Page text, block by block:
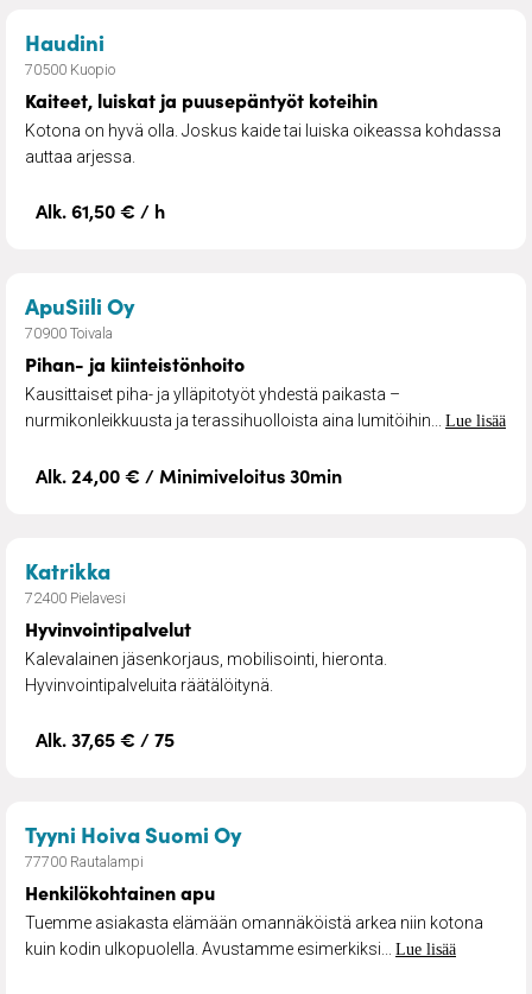
Haudini
70500 Kuopio
Kaiteet, luiskat ja puusepäntyöt koteihin
Kotona on hyvä olla. Joskus kaide tai luiska oikeassa kohdassa
auttaa arjessa.
Alk. 61,50 € / h
ApuSiili Oy– Pihan- ja kiinteistönhoito
70900 Toivala
Pihan- ja kiinteistönhoito
Kausittaiset piha- ja ylläpitotyöt yhdestä paikasta –
nurmikonleikkuusta ja terassihuolloista aina lumitöihin... Lue lisää
Alk. 24,00 € / Minimiveloitus 30min
Katrikka– Hyvinvointipalvelut
72400 Pielavesi
Hyvinvointipalvelut
Kalevalainen jäsenkorjaus, mobilisointi, hieronta.
Hyvinvointipalveluita räätälöitynä.
Alk. 37,65 € / 75
Tyyni Hoiva Suomi Oy– Henkilökohtainen apu
77700 Rautalampi
Henkilökohtainen apu
Tuemme asiakasta elämään omannäköistä arkea niin kotona
kuin kodin ulkopuolella. Avustamme esimerkiksi... Lue lisää